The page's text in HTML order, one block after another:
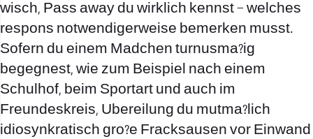
wisch, Pass away du wirklich kennst – welches
respons notwendigerweise bemerken musst.
Sofern du einem Madchen turnusma?ig
begegnest, wie zum Beispiel nach einem
Schulhof, beim Sportart und auch im
Freundeskreis, Ubereilung du mutma?lich
idiosynkratisch gro?e Fracksausen vor Einwand